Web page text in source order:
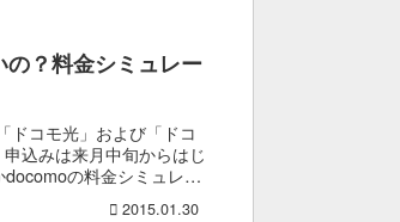
の？料金シミュレー
ドコモ光」および「ドコ
込みは来月中旬からはじ
の料金シミュレー
2015.01.30